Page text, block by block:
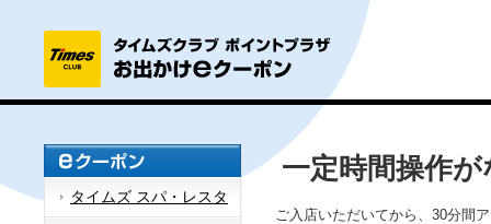
タイムズ スパ・レスタ
一定時間操作
ご入店いただいてから、30分間